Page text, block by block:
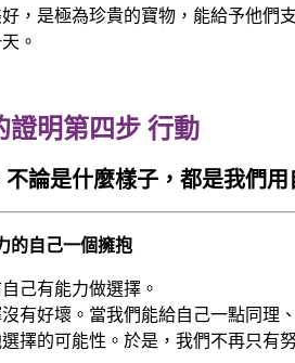
，是極為珍貴的寶物，能給予他
。
第四步 行動
論是什麼樣子，都是我們用
的自己一個擁抱
己有能力做選擇。
有好壞。當我們能給自己一點同
擇的可能性。於是，我們不再只